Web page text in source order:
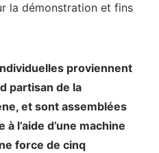
la démonstration et fins
proviennent
partisan de la
et sont assemblées
l’aide d’une machine
force de cinq